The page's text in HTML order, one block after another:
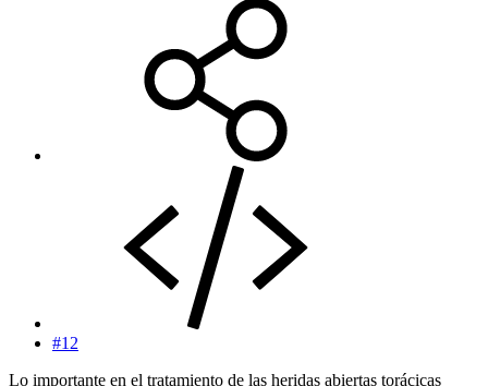
#12
Lo importante en el tratamiento de las heridas abiertas torácicas